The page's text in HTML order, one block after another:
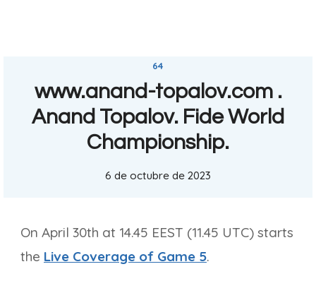
64
www.anand-topalov.com .
Anand Topalov. Fide World
Championship.
6 de octubre de 2023
On April 30th at 14.45 EEST (11.45 UTC) starts
the Live Coverage of Game 5.